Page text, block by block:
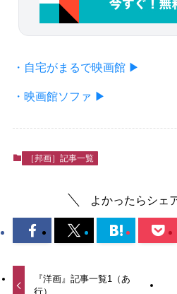
・自宅がまるで映画館 ▶
・映画館ソファ ▶
［邦画］記事一覧
よかったらシェ
『洋画』記事一覧1（あ
行）